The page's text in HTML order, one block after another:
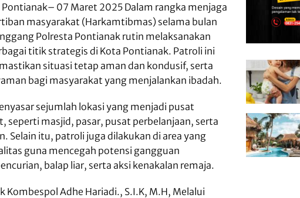
– 07 Maret 2025 Dalam rangka menjaga
masyarakat (Harkamtibmas) selama bulan
Polresta Pontianak rutin melaksanakan
titik strategis di Kota Pontianak. Patroli ini
situasi tetap aman dan kondusif, serta
bagi masyarakat yang menjalankan ibadah.
sejumlah lokasi yang menjadi pusat
seperti masjid, pasar, pusat perbelanjaan, serta
Selain itu, patroli juga dilakukan di area yang
guna mencegah potensi gangguan
balap liar, serta aksi kenakalan remaja.
Kombespol Adhe Hariadi., S.I.K, M.H, Melalui